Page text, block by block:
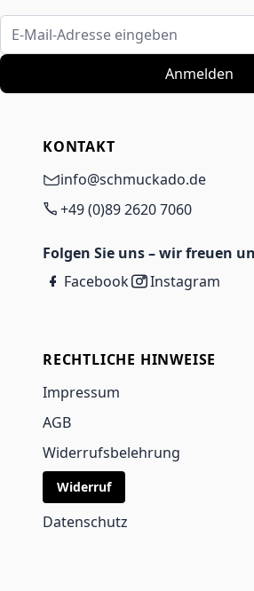
E-Mail-Adresse eingeben
Anmelden
KONTAKT
info@schmuckado.de
+49 (0)89 2620 7060
Folgen Sie uns – wir freuen
Facebook
Instagram
RECHTLICHE HINWEISE
Impressum
AGB
Widerrufsbelehrung
Widerruf
Datenschutz